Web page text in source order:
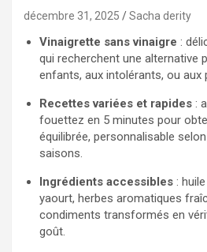
décembre 31, 2025 Sacha derity
Vinaigrette sans vinaigre :
qui recherchent une alternative
enfants, aux intolérants, ou aux
Recettes variées et rapides :
fouettez en 5 minutes pour
équilibrée, personnalisable
saisons.
Ingrédients accessibles :
yaourt, herbes aromatiques
condiments transformés en
goût.